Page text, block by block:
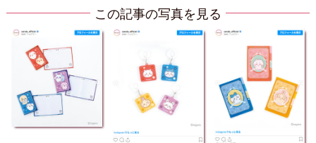
この記事の写真を見る